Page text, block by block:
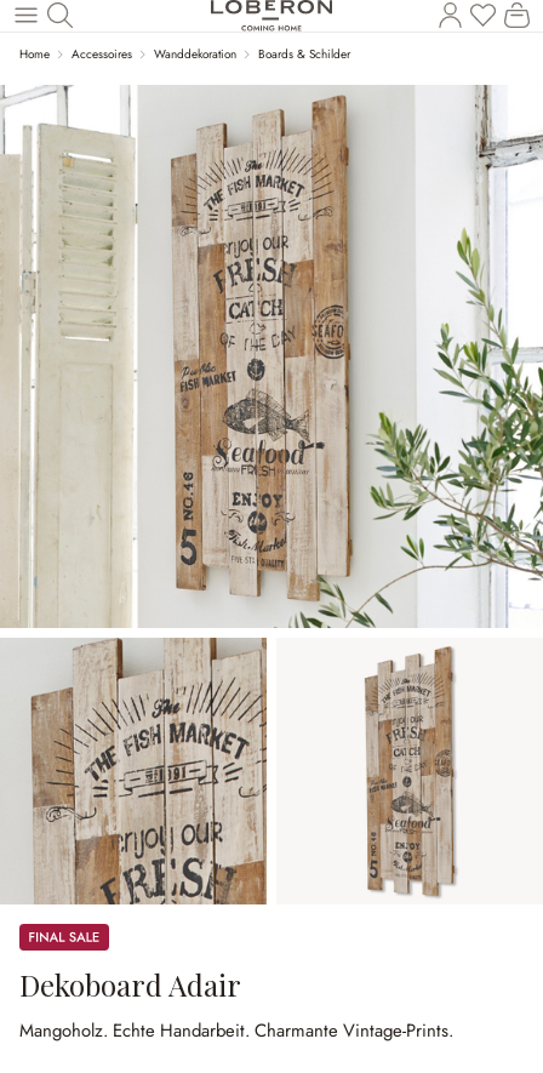
Zum Hauptinhalt springen
Du
Home Accessoires Wanddekoration Boards & Schilder
Sale
Dekoboard Adair
Mangoholz. Echte Handarbeit. Charmante Vintage-Prints.